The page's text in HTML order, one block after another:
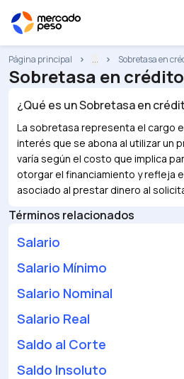
Página principal ... Sobretasa en
Sobretasa en
¿Qué es unSobretasa en
La sobretasa representa el cargo
interés que se abona al utilizar un
varía según el costo que implica
otorgar el financiamiento y refleja
asociado al prestar dinero al
Términos relacionados
Salario
Salario Mínimo
Salario Nominal
Salario Real
Saldo al Corte
Saldo Insoluto